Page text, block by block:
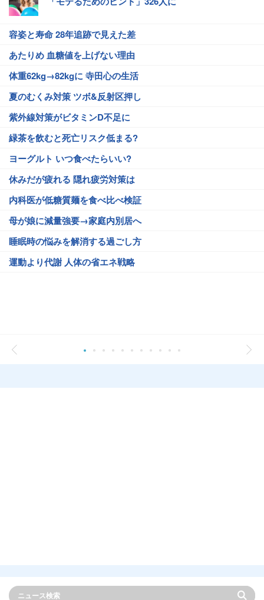
容姿と寿命 28年追跡で見えた差
あたりめ 血糖値を上げない理由
体重62kg→82kgに 寺田心の生活
夏のむくみ対策 ツボ&反射区押し
紫外線対策がビタミンD不足に
緑茶を飲むと死亡リスク低まる?
ヨーグルト いつ食べたらいい?
休みだが疲れる 隠れ疲労対策は
内科医が低糖質麺を食べ比べ検証
母が娘に減量強要→家庭内別居へ
睡眠時の悩みを解消する過ごし方
運動より代謝 人体の省エネ戦略